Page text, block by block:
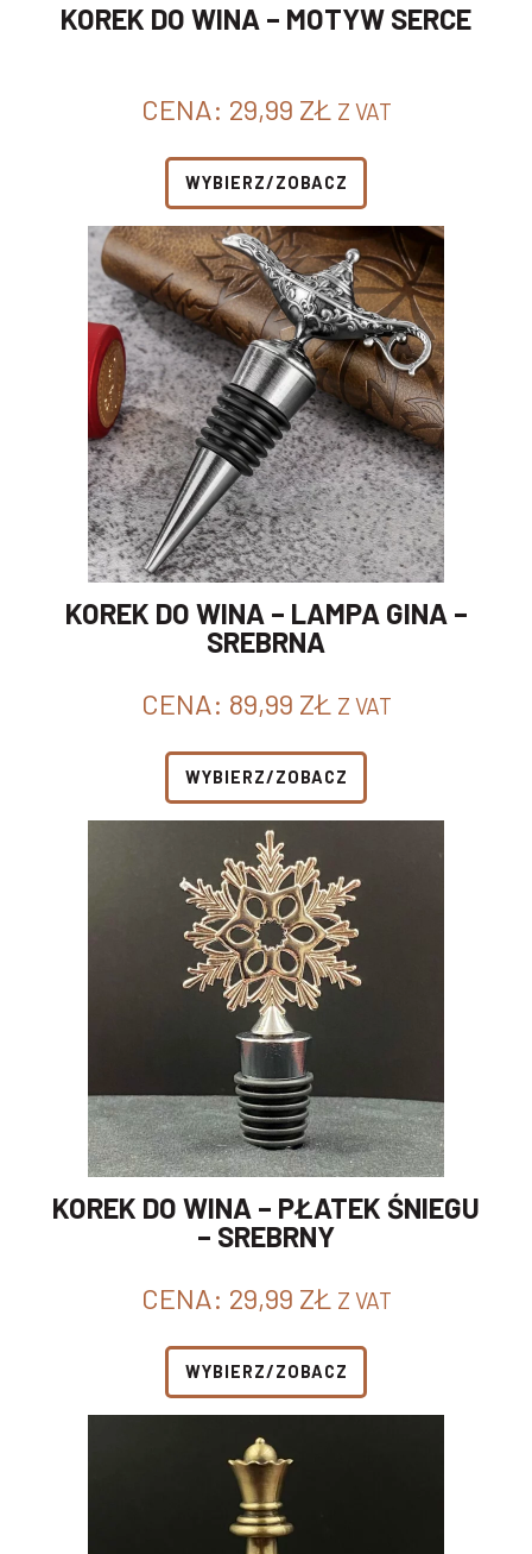
KOREK DO WINA – MOTYW SERCE
CENA: 29,99 ZŁ Z VAT
WYBIERZ/ZOBACZ
KOREK DO WINA – LAMPA GINA –
SREBRNA
CENA: 89,99 ZŁ Z VAT
WYBIERZ/ZOBACZ
KOREK DO WINA – PŁATEK ŚNIEGU
– SREBRNY
CENA: 29,99 ZŁ Z VAT
WYBIERZ/ZOBACZ